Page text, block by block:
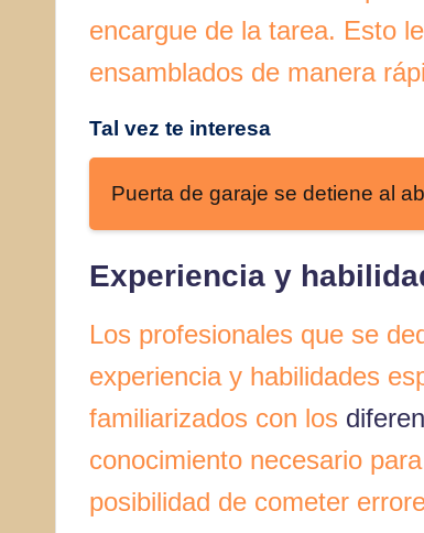
encargue de la tarea. Esto
ensamblados de manera
Tal vez te interesa
Puerta de garaje se detiene al
Experiencia y
Los profesionales que se
experiencia y habilidades
familiarizados con los
conocimiento necesario
posibilidad de cometer